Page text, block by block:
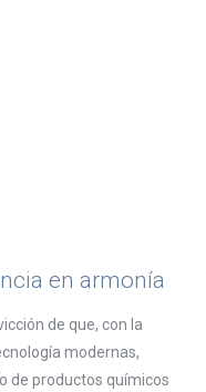
en armonía
de que, con la
modernas,
de productos químicos